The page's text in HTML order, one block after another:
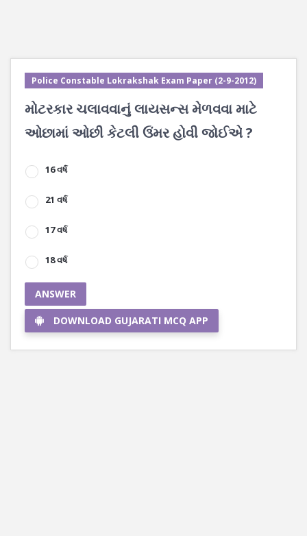
Police Constable Lokrakshak Exam Paper (2-9-2012)
મોટરકાર ચલાવવાનું લાયસન્સ મેળવવા માટે
ઓછામાં ઓછી કેટલી ઉંમર હોવી જોઈએ ?
16 વર્ષ
21 વર્ષ
17 વર્ષ
18 વર્ષ
ANSWER
DOWNLOAD GUJARATI MCQ APP